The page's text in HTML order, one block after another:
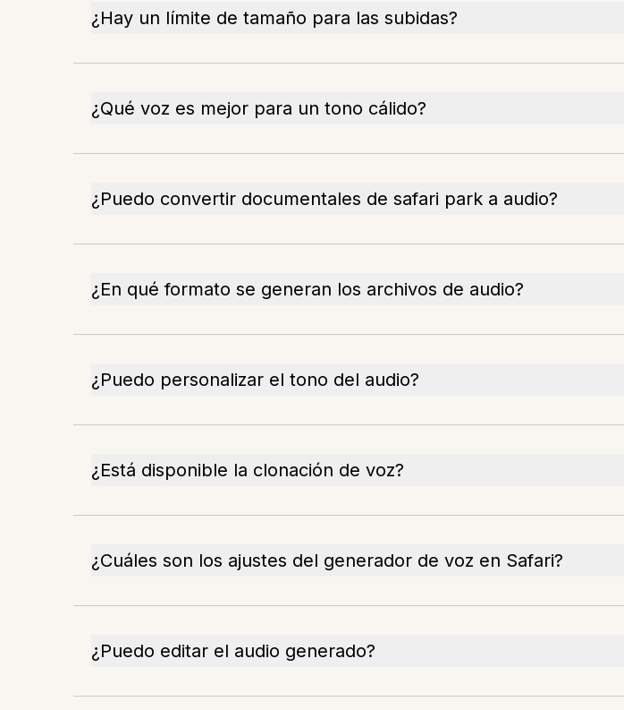
¿Hay un límite de tamaño para las subidas?
¿Qué voz es mejor para un tono cálido?
¿Puedo convertir documentales de safari park a audio?
¿En qué formato se generan los archivos de audio?
¿Puedo personalizar el tono del audio?
¿Está disponible la clonación de voz?
¿Cuáles son los ajustes del generador de voz en Safari?
¿Puedo editar el audio generado?